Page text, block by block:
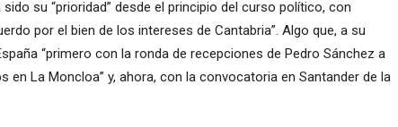
su “prioridad” desde el principio del curso político, con
por el bien de los intereses de Cantabria”. Algo que, a su
“primero con la ronda de recepciones de Pedro Sánchez a
La Moncloa” y, ahora, con la convocatoria en Santander de la